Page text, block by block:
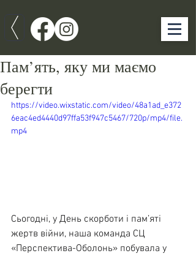
Пам’ять, яку ми маємо
берегти
https://video.wixstatic.com/video/48a1ad_e372
6eac4ed4440d97ffa53f947c5467/720p/mp4/file.
mp4
Сьогодні, у День скорботи і пам’яті
жертв війни, наша команда СЦ
«Перспектива-Оболонь» побувала у